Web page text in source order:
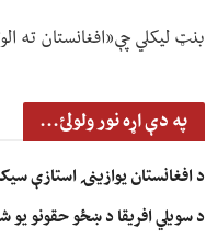
بنټ لیکلي چې«افغانستان ته
په دې اړه نور ولولئ...
د افغانستان یوازینۍ استازې
د سویلي افریقا د ښځو حقونو یو